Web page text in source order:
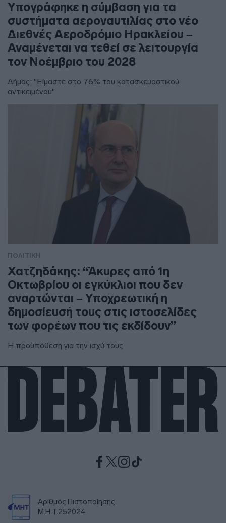
Υπογράφηκε η σύμβαση για τα
συστήματα αεροναυτιλίας στο νέο
Διεθνές Αεροδρόμιο Ηρακλείου –
Αναμένεται να τεθεί σε λειτουργία
τον Νοέμβριο του 2028
Δήμας: "Είμαστε στο 76% του κατασκευαστικού
αντικειμένου"
ΠΟΛΙΤΙΚΗ
Χατζηδάκης: “Άκυρες από 1η
Οκτωβρίου οι εγκύκλιοι που δεν
αναρτώνται – Υποχρεωτική η
δημοσίευσή τους στις ιστοσελίδες
των φορέων που τις εκδίδουν”
Η προϋπόθεση για την ισχύ τους
Αριθμός Πιστοποίησης
Μ.Η.Τ.252024